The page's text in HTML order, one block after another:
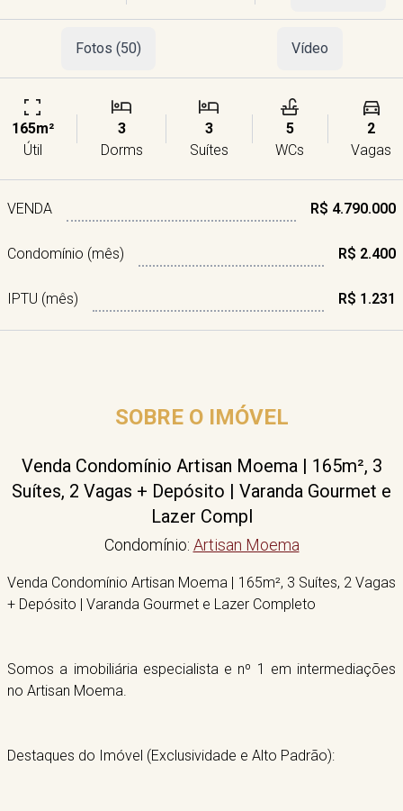
Fotos (50) Vídeo
165m²
Útil
3
Dorms
3
Suítes
5
WCs
2
Vagas
VENDA R$ 4.790.000
Condomínio (mês) R$ 2.400
IPTU (mês) R$ 1.231
SOBRE O IMÓVEL
Venda Condomínio Artisan Moema | 165m², 3
Suítes, 2 Vagas + Depósito | Varanda Gourmet e
Lazer Compl
Condomínio: Artisan Moema
Venda Condomínio Artisan Moema | 165m², 3 Suítes, 2 Vagas
+ Depósito | Varanda Gourmet e Lazer Completo
Somos a imobiliária especialista e nº 1 em intermediações
no Artisan Moema.
Destaques do Imóvel (Exclusividade e Alto Padrão):